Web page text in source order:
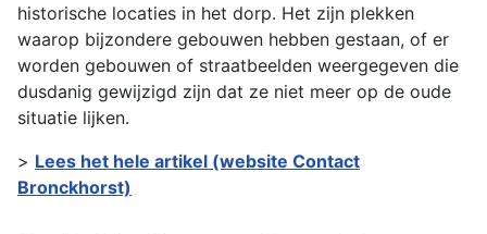
historische locaties in het dorp. Het zijn plekken
waarop bijzondere gebouwen hebben gestaan, of er
worden gebouwen of straatbeelden weergegeven die
dusdanig gewijzigd zijn dat ze niet meer op de oude
situatie lijken.
> Lees het hele artikel (website Contact
Bronckhorst)